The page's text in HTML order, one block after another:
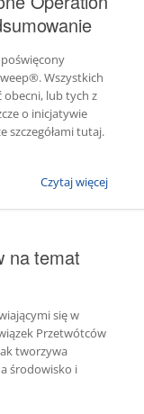
Wszystkich
obecni, lub tych z
o inicjatywie
szczegółami tutaj.
Czytaj więcej
na temat
się w
Przetwótców
tworzywa
środowisko i